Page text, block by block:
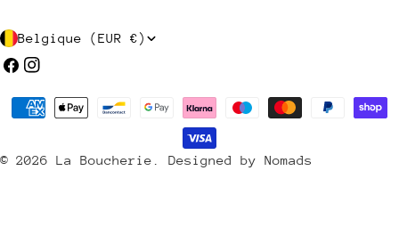
P
a
/
Belgique (EUR €)
Facebook
Instagram
© 2026 La Boucherie Designed by Nomads
Méthodes
payement